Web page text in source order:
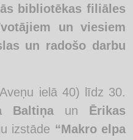
bibliotēkas filiāles
un viesiem
un radošo darbu
ielā 40) līdz 30.
Baltiņa un Ērikas
izstāde “Makro elpa